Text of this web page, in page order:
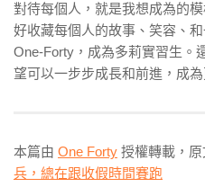
對待每個人，就是我想成為的
好收藏每個人的故事、笑容、
One-Forty，成為多莉實習生。
望可以一步步成長和前進，成為
本篇由 One Forty 授權轉載，原
兵，總在跟收假時間賽跑